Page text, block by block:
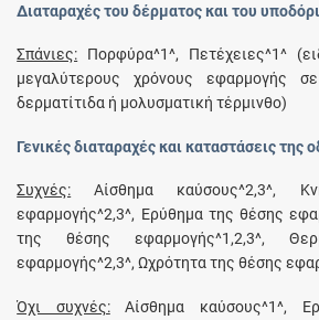
Διαταραχές του δέρματος και του
Σπάνιες: Πορφύρα^1^, Πετέχειες^1^
μεγαλύτερους χρόνους εφαρμογής
δερματίτιδα ή μολυσματική τέρμινθο)
Γενικές διαταραχές και καταστάσεις της
Συχνές: Αίσθημα καύσους^2,3^,
εφαρμογής^2,3^, Ερύθημα της θέσης
της θέσης εφαρμογής^1,2,3^,
εφαρμογής^2,3^, Ωχρότητα της θέσης
Όχι συχνές:Αίσθημα καύσους^1^,